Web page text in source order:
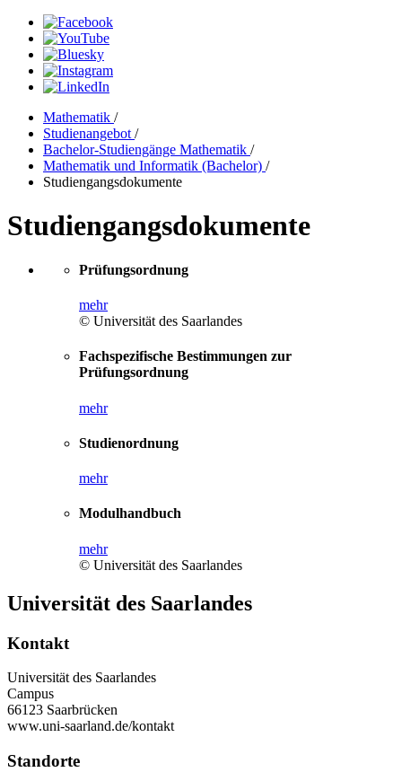
Mathematik /
Studienangebot /
Bachelor-Studiengänge Mathematik /
Mathematik und Informatik (Bachelor) /
Studiengangsdokumente
Studiengangsdokumente
Prüfungsordnung
mehr
© Universität des Saarlandes
Fachspezifische Bestimmungen zur
Prüfungsordnung
mehr
Studienordnung
mehr
Modulhandbuch
mehr
© Universität des Saarlandes
Universität des Saarlandes
Kontakt
Universität des Saarlandes
Campus
66123 Saarbrücken
www.uni-saarland.de/kontakt
Standorte